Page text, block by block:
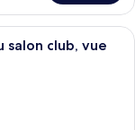
avec un canapé
salon club, vue